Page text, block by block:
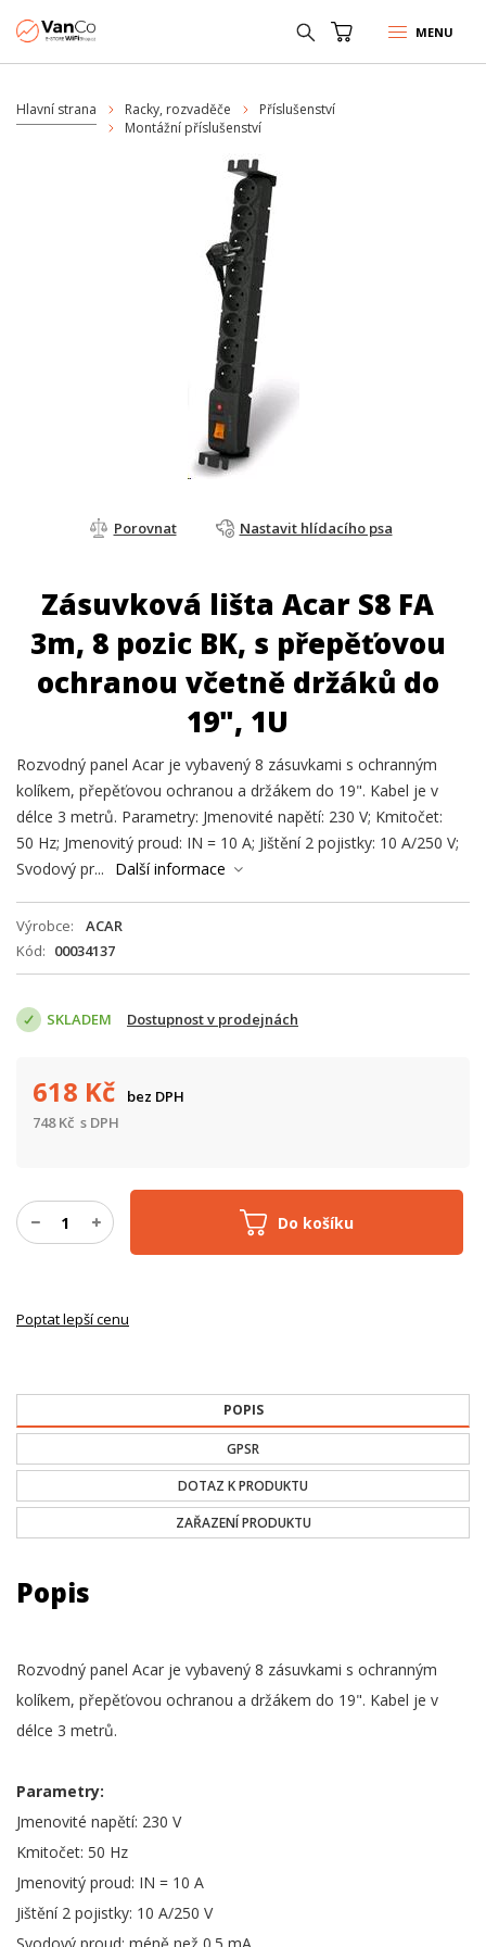
MENU
Hlavní strana Racky, rozvaděče
Příslušenství
Montážní příslušenství
Porovnat Nastavit hlídacího psa
Zásuvková lišta Acar S8 FA
3m, 8 pozic BK, s přepěťovou
ochranou včetně držáků do
19", 1U
Rozvodný panel Acar je vybavený 8 zásuvkami s ochranným
kolíkem, přepěťovou ochranou a držákem do 19". Kabel je v
délce 3 metrů. Parametry: Jmenovité napětí: 230 V; Kmitočet:
50 Hz; Jmenovitý proud: IN = 10 A; Jištění 2 pojistky: 10 A/250 V;
Svodový pr...
Další informace
Výrobce
ACAR
Kód
00034137
SKLADEM Dostupnost v prodejnách
Do košíku
618 Kč
bez DPH
748Kč s DPH
Poptat lepší cenu
POPIS
GPSR
DOTAZ K PRODUKTU
ZAŘAZENÍ PRODUKTU
Popis
Rozvodný panel Acar je vybavený 8 zásuvkami s ochranným
kolíkem, přepěťovou ochranou a držákem do 19". Kabel je v
délce 3 metrů.
Parametry:
Jmenovité napětí: 230 V
Kmitočet: 50 Hz
Jmenovitý proud: IN = 10 A
Jištění 2 pojistky: 10 A/250 V